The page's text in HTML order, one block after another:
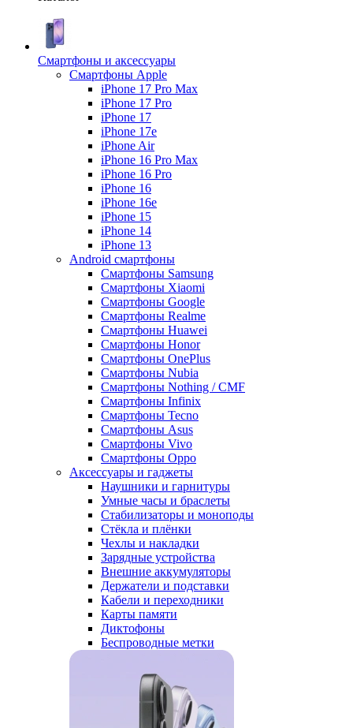
Смартфоны и аксессуары
Смартфоны Apple
iPhone 17 Pro Max
iPhone 17 Pro
iPhone 17
iPhone 17e
iPhone Air
iPhone 16 Pro Max
iPhone 16 Pro
iPhone 16
iPhone 16e
iPhone 15
iPhone 14
iPhone 13
Android cмартфоны
Смартфоны Samsung
Смартфоны Xiaomi
Смартфоны Google
Смартфоны Realme
Смартфоны Huawei
Смартфоны Honor
Смартфоны OnePlus
Смартфоны Nubia
Смартфоны Nothing / CMF
Смартфоны Infinix
Смартфоны Tecno
Смартфоны Asus
Смартфоны Vivo
Смартфоны Oppo
Аксессуары и гаджеты
Наушники и гарнитуры
Умные часы и браслеты
Стабилизаторы и моноподы
Стёкла и плёнки
Чехлы и накладки
Зарядные устройства
Внешние аккумуляторы
Держатели и подставки
Кабели и переходники
Карты памяти
Диктофоны
Беспроводные метки